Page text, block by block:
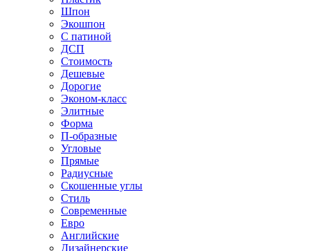
Шпон
Экошпон
С патиной
ДСП
Стоимость
Дешевые
Дорогие
Эконом-класс
Элитные
Форма
П-образные
Угловые
Прямые
Радиусные
Скошенные углы
Стиль
Современные
Евро
Английские
Дизайнерские